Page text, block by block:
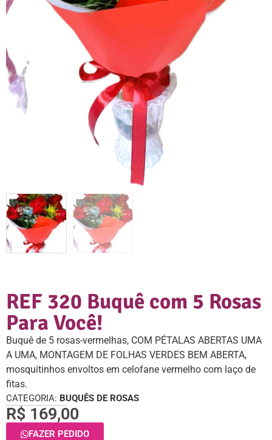
REF 320 Buquê com 5 Rosas
Para Você!
Buquê de 5 rosas-vermelhas, COM PÉTALAS ABERTAS UMA
A UMA, MONTAGEM DE FOLHAS VERDES BEM ABERTA,
mosquitinhos envoltos em celofane vermelho com laço de
fitas.
CATEGORIA: BUQUÊS DE ROSAS
R$ 169,00
FAZER PEDIDO